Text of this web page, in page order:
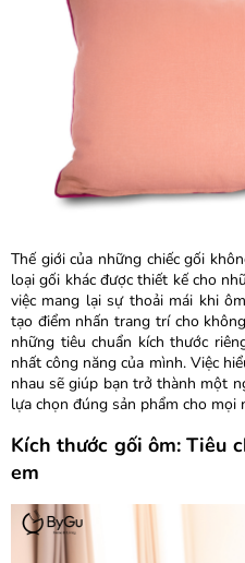
Thế giới của những chiếc gối
loại gối khác được thiết kế cho
việc mang lại sự thoải mái khi
tạo điểm nhấn trang trí cho
những tiêu chuẩn kích thước
nhất công năng của mình. Việc
nhau sẽ giúp bạn trở thành một
lựa chọn đúng sản phẩm cho mọi
Kích thước gối ôm: Tiêu
em